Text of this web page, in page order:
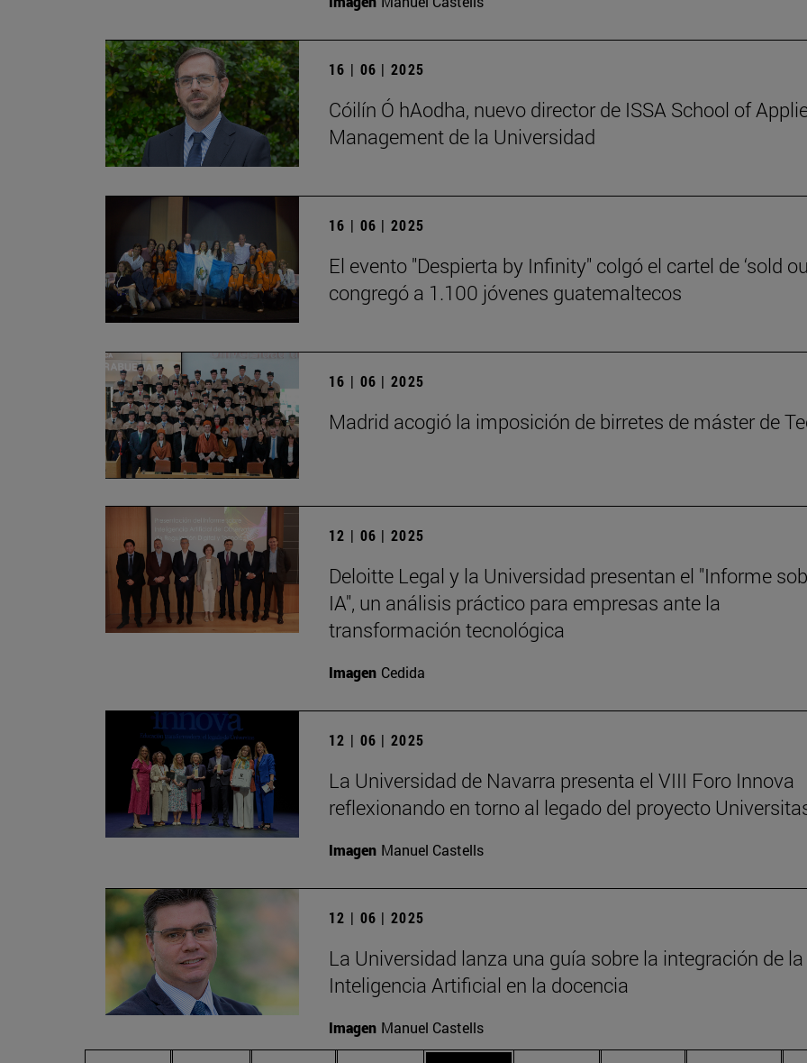
16 | 06 | 2025
Cóilín Ó hAodha, nuevo director de ISSA School of
Management de la Universidad
16 | 06 | 2025
El evento "Despierta by Infinity" colgó el cartel de ‘sold
congregó a 1.100 jóvenes guatemaltecos
16 | 06 | 2025
Madrid acogió la imposición de birretes de máster de
12 | 06 | 2025
Deloitte Legal y la Universidad presentan el "Informe
IA", un análisis práctico para empresas ante la
transformación tecnológica
Imagen Cedida
12 | 06 | 2025
La Universidad de Navarra presenta el VIII Foro Innova
reflexionando en torno al legado del proyecto
Imagen Manuel Castells
12 | 06 | 2025
La Universidad lanza una guía sobre la integración de la
Inteligencia Artificial en la docencia
Imagen Manuel Castells